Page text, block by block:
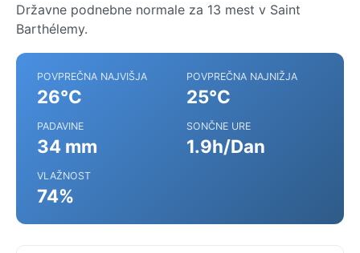
Državne podnebne normale za 13 mest v Saint
Barthélemy.
POVPREČNA NAJVIŠJA
26°C
POVPREČNA NAJNIŽJA
25°C
PADAVINE
34 mm
SONČNE URE
1.9h/Dan
VLAŽNOST
74%